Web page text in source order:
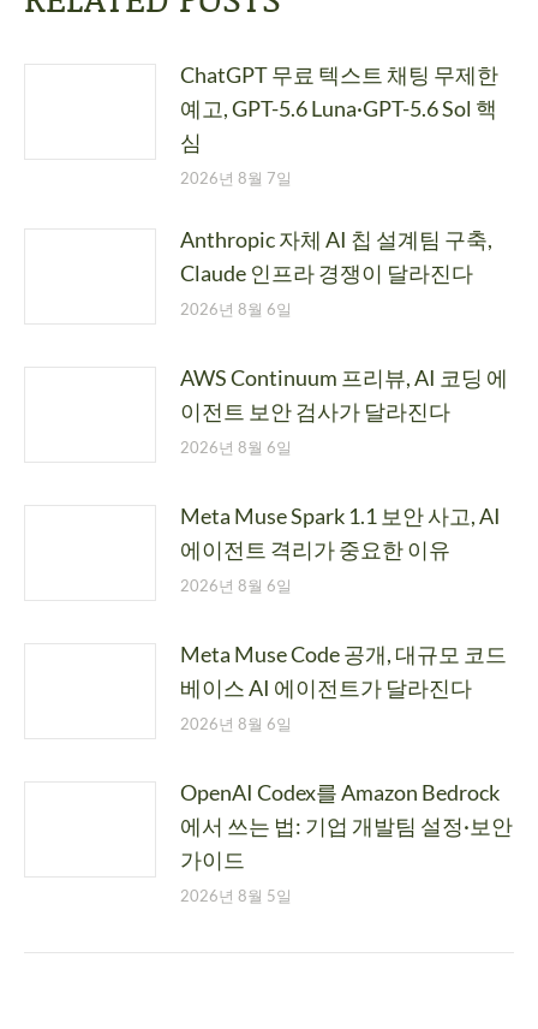
ChatGPT 무료 텍스트 채팅 무제한
예고, GPT-5.6 Luna·GPT-5.6 Sol 핵
심
2026년 8월 7일
Anthropic 자체 AI 칩 설계팀 구축,
Claude 인프라 경쟁이 달라진다
2026년 8월 6일
AWS Continuum 프리뷰, AI 코딩 에
이전트 보안 검사가 달라진다
2026년 8월 6일
Meta Muse Spark 1.1 보안 사고, AI
에이전트 격리가 중요한 이유
2026년 8월 6일
Meta Muse Code 공개, 대규모 코드
베이스 AI 에이전트가 달라진다
2026년 8월 6일
OpenAI Codex를 Amazon Bedrock
에서 쓰는 법: 기업 개발팀 설정·보안
가이드
2026년 8월 5일